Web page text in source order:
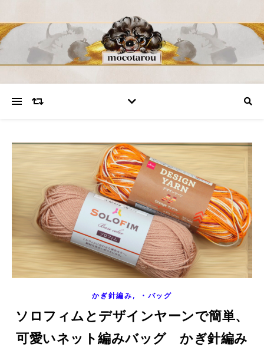
かぎ針編み, ・バッグ
ソロフィムとデザインヤーンで簡単、
可愛いネット編みバッグ かぎ針編み